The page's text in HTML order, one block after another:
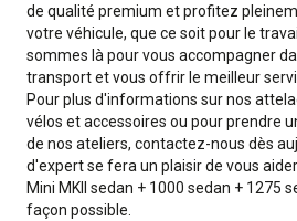
de qualité premium et profitez
votre véhicule, que ce soit pour le
sommes là pour vous accompagner
transport et vous offrir le meilleur
Pour plus d'informations sur nos
vélos et accessoires ou pour prendre
de nos ateliers, contactez-nous dès
d'expert se fera un plaisir de vous
Mini MKII sedan + 1000 sedan + 1275
façon possible.